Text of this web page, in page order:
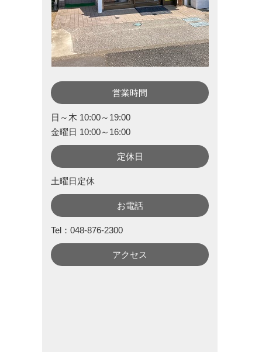
営業時間
日～木 10:00～19:00
金曜日 10:00～16:00
定休日
土曜日定休
お電話
Tel：048-876-2300
アクセス